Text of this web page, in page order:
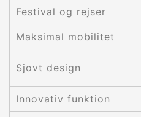
Festival og rejser
Maksimal mobilitet
Sjovt design
Innovativ funktion